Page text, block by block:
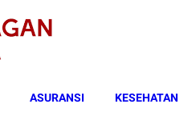
ASURANSI KESEHATAN